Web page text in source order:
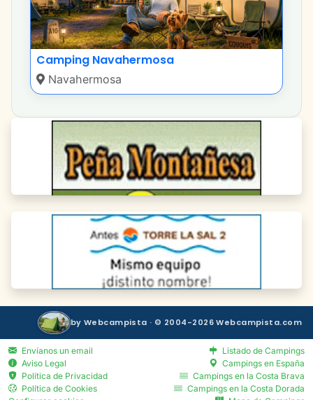
Camping Navahermosa
Navahermosa
by Webcampista · © 2004-2026 Webcampista.com
Envíanos un email
Aviso Legal
Política de Privacidad
Política de Cookies
Listado de Campings
Campings en España
Campings en la Costa Brava
Campings en la Costa Dorada